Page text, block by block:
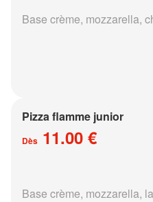
Base crème, mozzarella,
Pizza flamme junior
Dès 11.00 €
Base crème, mozzarella,